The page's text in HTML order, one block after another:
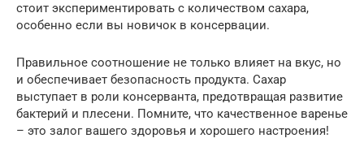
стоит экспериментировать с количеством сахара,
особенно если вы новичок в консервации.
Правильное соотношение не только влияет на вкус, но
и обеспечивает безопасность продукта. Сахар
выступает в роли консерванта, предотвращая развитие
бактерий и плесени. Помните, что качественное варенье
– это залог вашего здоровья и хорошего настроения!